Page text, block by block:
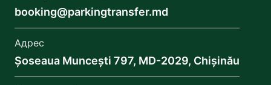
booking@parkingtransfer.md
Адрес
Șoseaua Muncești 797, MD-2029, Chișinău